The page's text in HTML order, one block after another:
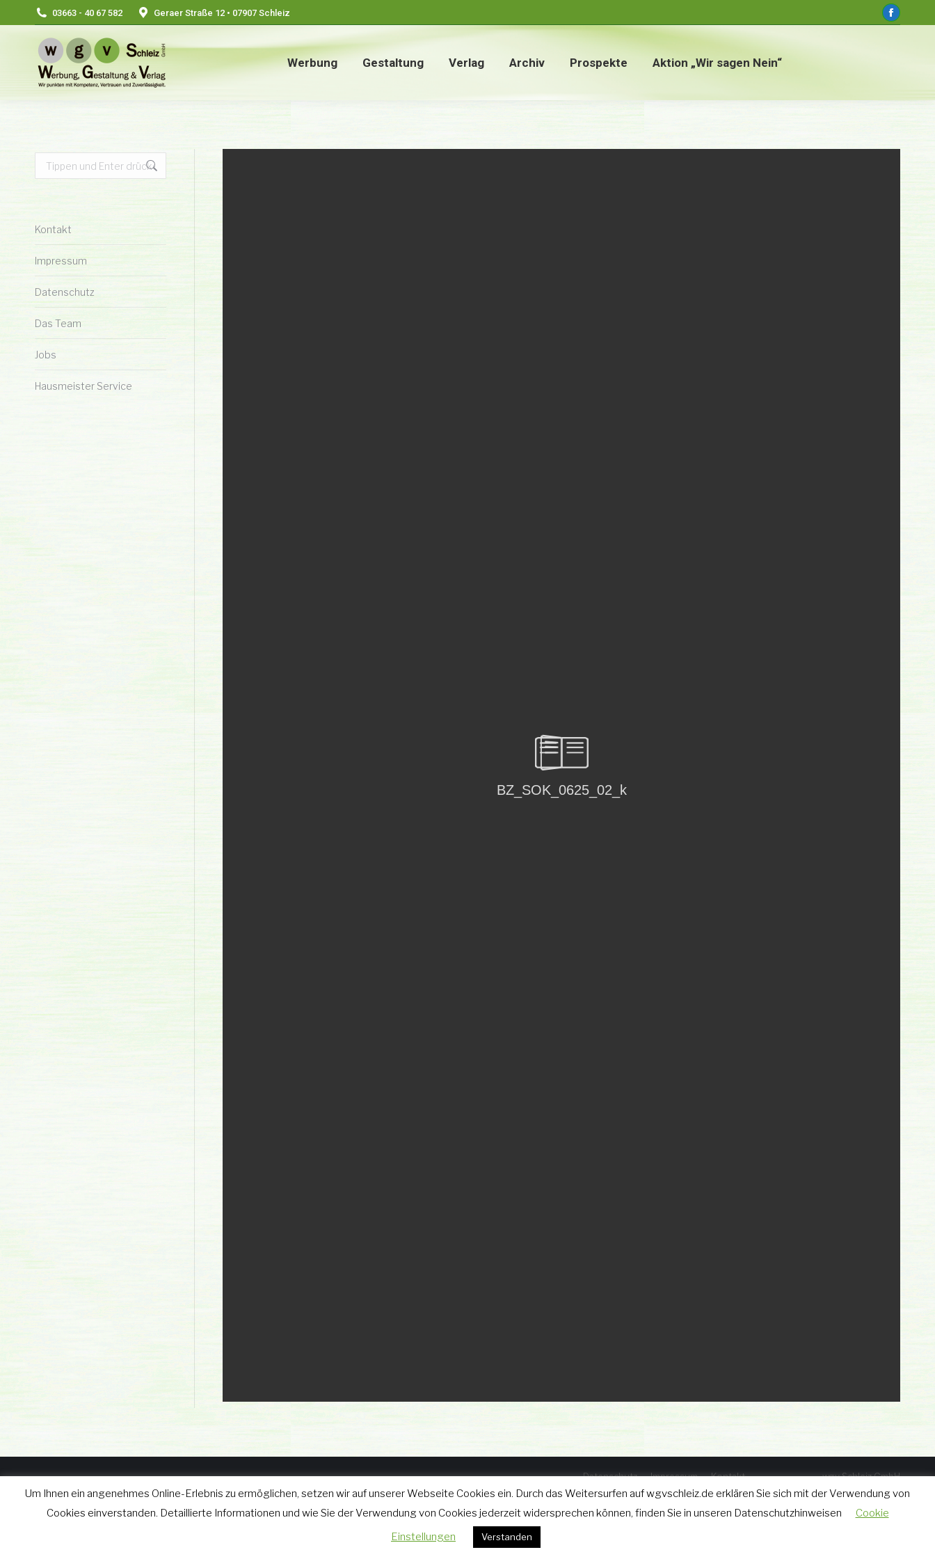
03663 - 40 67 582 Geraer Straße 12 • 07907 Schleiz
Werbung Gestaltung Verlag Archiv Prospekte Aktion „Wir sagen Nein“
Search:
Kontakt
Impressum
Datenschutz
Das Team
Jobs
Hausmeister Service
© wgv Schleiz GmbH 2019 - 2025
Datenschutz Impressum Kontakt
wgv Schleiz GmbH
Geraer Straße 12 • 07907 Schleiz
Tel.: 03663 - 40 67 582
Um Ihnen ein angenehmes Online-Erlebnis zu ermöglichen, setzen wir auf unserer Webseite Cookies ein. Durch das Weitersurfen auf wgvschleiz.de erklären Sie sich mit der Verwendung von
Cookies einverstanden. Detaillierte Informationen und wie Sie der Verwendung von Cookies jederzeit widersprechen können, finden Sie in unseren Datenschutzhinweisen
Cookie
Einstellungen
Verstanden
window